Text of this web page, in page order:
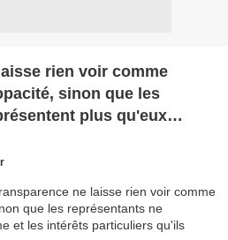
rien voir comme
sinon que les
plus qu'eux